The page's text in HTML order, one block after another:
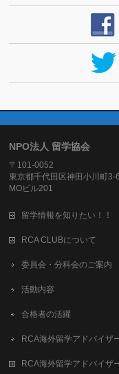
NPO法人 留学協会
〒101-0052
東京都千代田区神田小川町3-
MOビル201
留学情報を知りたい！！
RCA CLUBについて
委員会・分科会のご案内
活動内容
合格者の活躍
RCA海外留学アドバイザ
RCA海外留学アドバイザ